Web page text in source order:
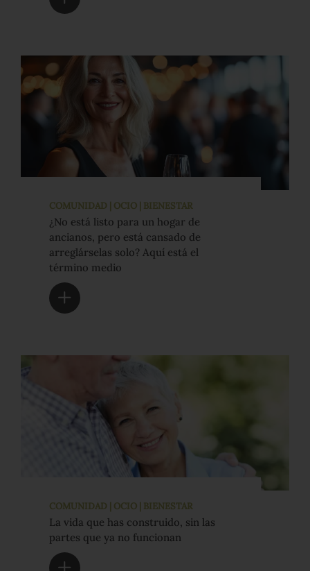
COMUNIDAD | OCIO | BIENESTAR
¿No está listo para un hogar de
ancianos, pero está cansado de
arreglárselas solo? Aquí está el
término medio
COMUNIDAD | OCIO | BIENESTAR
La vida que has construido, sin las
partes que ya no funcionan